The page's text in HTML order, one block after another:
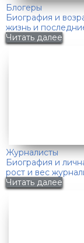
Блогеры
Биография и
жизнь и
Читать далее
Журналисты
Биография и
рост и вес
Читать далее